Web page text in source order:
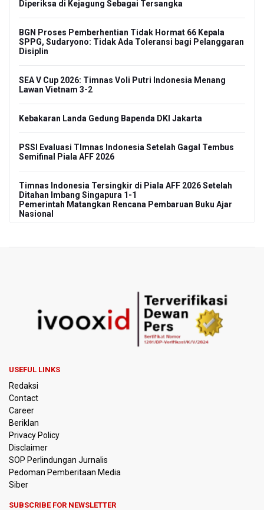
Diperiksa di Kejagung Sebagai Tersangka
BGN Proses Pemberhentian Tidak Hormat 66 Kepala
SPPG, Sudaryono: Tidak Ada Toleransi bagi Pelanggaran
Disiplin
SEA V Cup 2026: Timnas Voli Putri Indonesia Menang
Lawan Vietnam 3-2
Kebakaran Landa Gedung Bapenda DKI Jakarta
PSSI Evaluasi TImnas Indonesia Setelah Gagal Tembus
Semifinal Piala AFF 2026
Timnas Indonesia Tersingkir di Piala AFF 2026 Setelah
Ditahan Imbang Singapura 1-1
Pemerintah Matangkan Rencana Pembaruan Buku Ajar
Nasional
Perumnas Bangun Hunian Bersubsidi dengan Konsep
TOD di Kemayoran
Sebesar 145,3 Miliar Dolar AS
Penjelasan Kemenkes: Pasien BPJS Kesehatan Viral
Terkait Temuan 995 Pucuk Senjata, Yayasan Sekolah: Tak
Ada Ekskul Menembak
KPK Terima Permintaan Kejaksaan Agung Periksa Febrie
Adriansyah
USEFUL LINKS
Redaksi
Contact
Career
Beriklan
Privacy Policy
Disclaimer
SOP Perlindungan Jurnalis
Pedoman Pemberitaan Media
Siber
SUBSCRIBE FOR NEWSLETTER